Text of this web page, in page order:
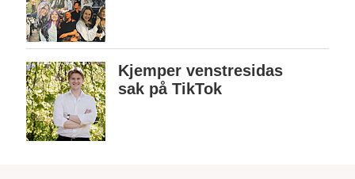
Kjemper venstresidas
sak på TikTok